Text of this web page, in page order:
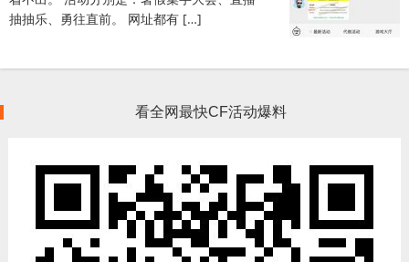
抽抽乐、勇往直前。 网址都有 […]
看全网最快CF活动爆料